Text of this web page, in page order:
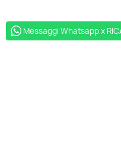
Messaggi Whatsapp x